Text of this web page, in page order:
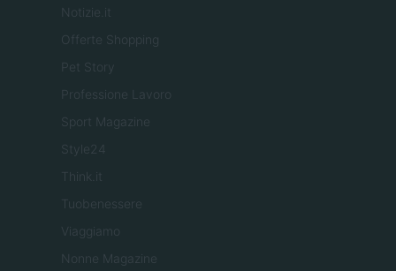
Notizie.it
Offerte Shopping
Pet Story
Professione Lavoro
Sport Magazine
Style24
Think.it
Tuobenessere
Viaggiamo
Nonne Magazine